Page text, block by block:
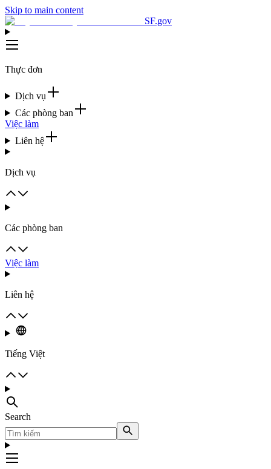
Skip to main content
SF.gov
Thực đơn
Dịch vụ
Các phòng ban
Việc làm
Liên hệ
Dịch vụ
Các phòng ban
Việc làm
Liên hệ
Tiếng Việt
Search